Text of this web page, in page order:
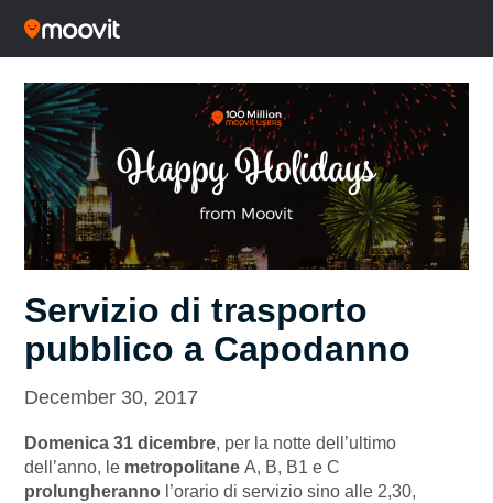
Servizio di trasporto
pubblico a Capodanno
December 30, 2017
Domenica 31 dicembre, per la notte dell’ultimo
dell’anno, le metropolitane A, B, B1 e C
prolungheranno l’orario di servizio sino alle 2,30,